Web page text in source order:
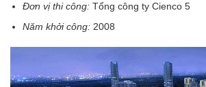
Đơn vị thi công:Tổng công ty Cienco 5
Năm khởi công:2008